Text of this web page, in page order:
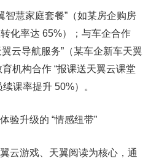
智慧家庭套餐”（如某房企购房
化率达 65%）；与车企合作
云导航服务”（某车企新车天翼
机构合作 “报课送天翼云课堂
课率提升 50%）。​
验升级的 “情感纽带”​
云游戏、天翼阅读为核心，通